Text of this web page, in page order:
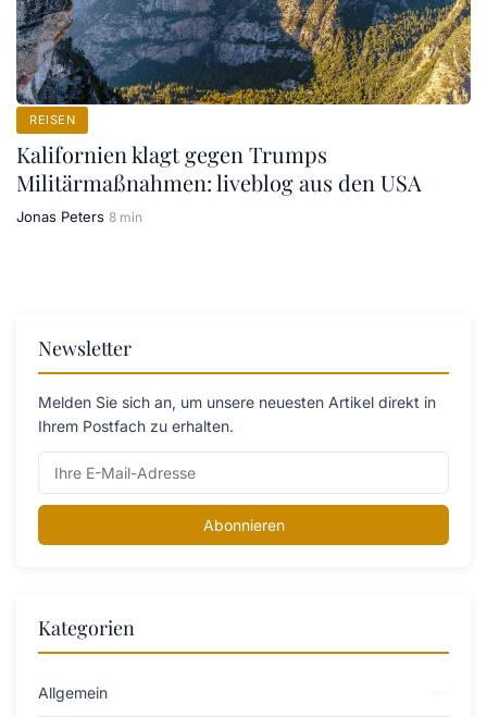
REISEN
Kalifornien klagt gegen Trumps
Militärmaßnahmen: liveblog aus den USA
Jonas Peters 8 min
Newsletter
Melden Sie sich an, um unsere neuesten Artikel direkt in
Ihrem Postfach zu erhalten.
Abonnieren
Kategorien
Allgemein